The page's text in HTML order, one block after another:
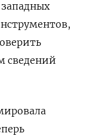
сведений